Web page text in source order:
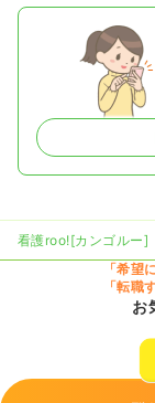
看護roo![カンゴルー]
「希望
「転職
お